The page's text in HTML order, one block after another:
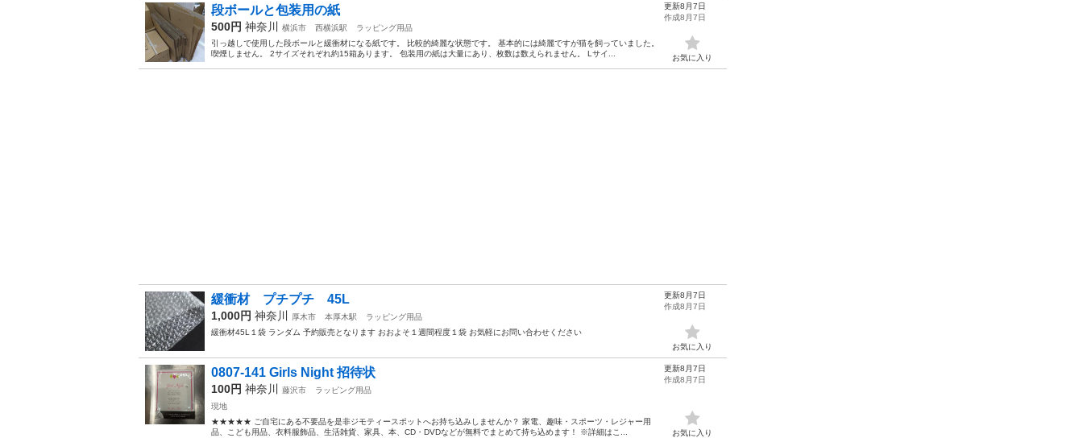
段ボールと包装用の紙
500円 神奈川 横浜市 西横浜駅
ラッピング用品
引っ越しで使用した段ボールと緩衝材になる紙です。 比較的綺麗な状態です。 基本的には綺麗ですが猫を飼っていました。
喫煙しません。 2サイズそれぞれ約15箱あります。 包装用の紙は大量にあり、枚数は数えられません。 Lサイ...
更新8月7日
作成8月7日
お気に入り
緩衝材 プチプチ 45L
1,000円 神奈川 厚木市 本厚木駅
ラッピング用品
緩衝材45L１袋 ランダム 予約販売となります おおよそ１週間程度１袋 お気軽にお問い合わせください
更新8月7日
作成8月7日
お気に入り
0807-141 Girls Night 招待状
100円 神奈川 藤沢市
ラッピング用品
現地
★★★★★ ご自宅にある不要品を是非ジモティースポットへお持ち込みしませんか？ 家電、趣味・スポーツ・レジャー用
品、こども用品、衣料服飾品、生活雑貨、家具、本、CD・DVDなどが無料でまとめて持ち込めます！ ※詳細はこ...
更新8月7日
作成8月7日
お気に入り